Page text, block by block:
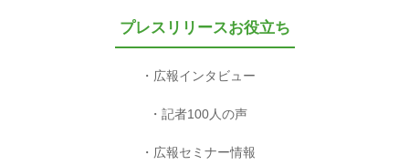
プレスリリースお役立ち
広報インタビュー
記者100人の声
広報セミナー情報